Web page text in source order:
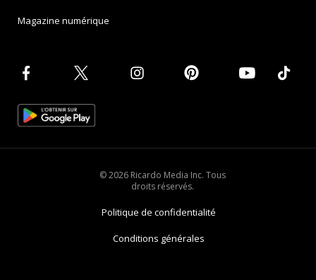
Magazine numérique
© 2026 Ricardo Media Inc. Tous
droits réservés.
Politique de confidentialité
Conditions générales